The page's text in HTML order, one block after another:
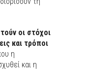
οι στόχοι
και τρόποι
η
και η